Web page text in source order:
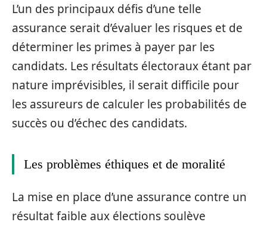
L’un des principaux défis d’une telle
assurance serait d’évaluer les risques et de
déterminer les primes à payer par les
candidats. Les résultats électoraux étant par
nature imprévisibles, il serait difficile pour
les assureurs de calculer les probabilités de
succès ou d’échec des candidats.
Les problèmes éthiques et de moralité
La mise en place d’une assurance contre un
résultat faible aux élections soulève